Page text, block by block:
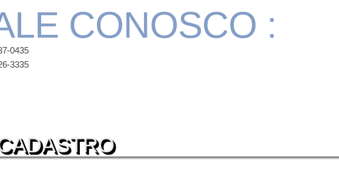
CONOSCO :
0435
3335
CADASTRO